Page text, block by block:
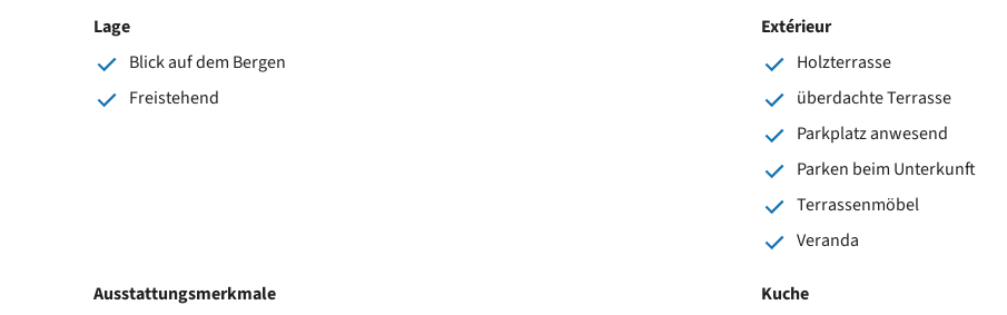
Lage
Blick auf dem Bergen
Freistehend
Extérieur
Holzterrasse
überdachte Terrasse
Parkplatz anwesend
Parken beim Unterkunft
Terrassenmöbel
Veranda
Ausstattungsmerkmale
Kuche